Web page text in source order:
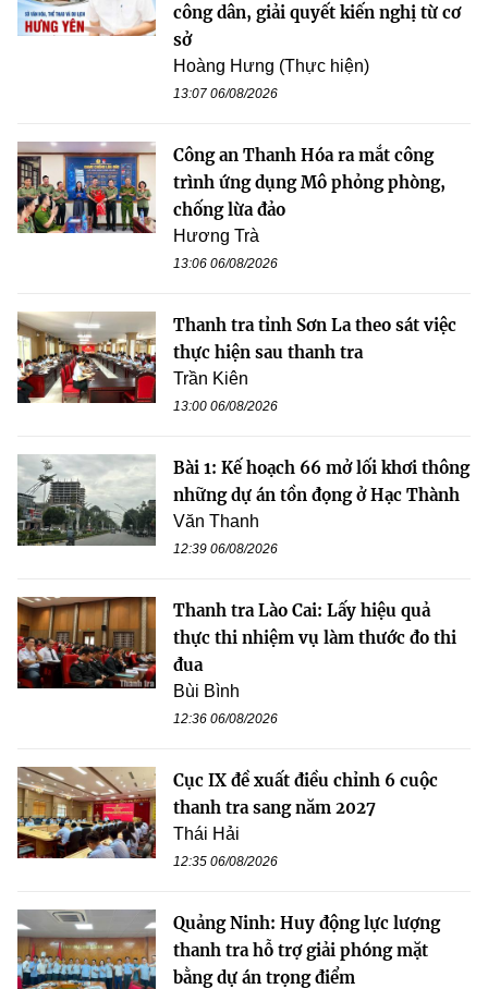
công dân, giải quyết kiến nghị từ cơ
sở
Hoàng Hưng (Thực hiện)
13:07 06/08/2026
Công an Thanh Hóa ra mắt công
trình ứng dụng Mô phỏng phòng,
chống lừa đảo
Hương Trà
13:06 06/08/2026
Thanh tra tỉnh Sơn La theo sát việc
thực hiện sau thanh tra
Trần Kiên
13:00 06/08/2026
Bài 1: Kế hoạch 66 mở lối khơi thông
những dự án tồn đọng ở Hạc Thành
Văn Thanh
12:39 06/08/2026
Thanh tra Lào Cai: Lấy hiệu quả
thực thi nhiệm vụ làm thước đo thi
đua
Bùi Bình
12:36 06/08/2026
Cục IX đề xuất điều chỉnh 6 cuộc
thanh tra sang năm 2027
Thái Hải
12:35 06/08/2026
Quảng Ninh: Huy động lực lượng
thanh tra hỗ trợ giải phóng mặt
bằng dự án trọng điểm